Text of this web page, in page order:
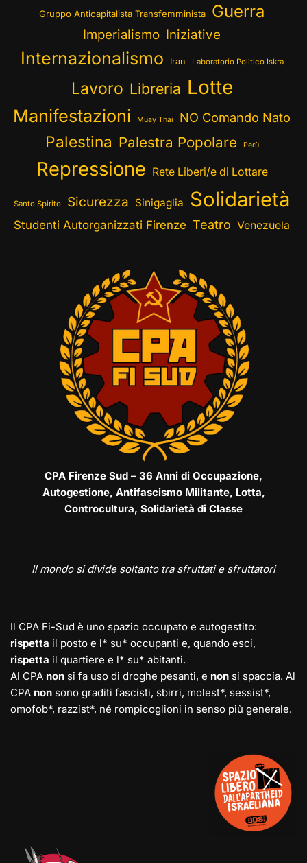
Gruppo Anticapitalista Transfemminista Guerra
Imperialismo Iniziative
Internazionalismo Iran Laboratorio Politico Iskra
Lavoro Libreria Lotte
Manifestazioni Muay Thai NO Comando Nato
Palestina Palestra Popolare Perù
Repressione Rete Liberi/e di Lottare
Santo Spirito Sicurezza Sinigaglia Solidarietà
Studenti Autorganizzati Firenze Teatro Venezuela
CPA Firenze Sud – 36 Anni di Occupazione,
Autogestione, Antifascismo Militante, Lotta,
Controcultura, Solidarietà di Classe
Il mondo si divide soltanto tra sfruttati e sfruttatori
Il CPA Fi-Sud è uno spazio occupato e autogestito:
rispetta il posto e l* su* occupanti e, quando esci,
rispetta il quartiere e l* su* abitanti.
Al CPA non si fa uso di droghe pesanti, e non si spaccia. Al
CPA non sono graditi fascisti, sbirri, molest*, sessist*,
omofob*, razzist*, né rompicoglioni in senso più generale.